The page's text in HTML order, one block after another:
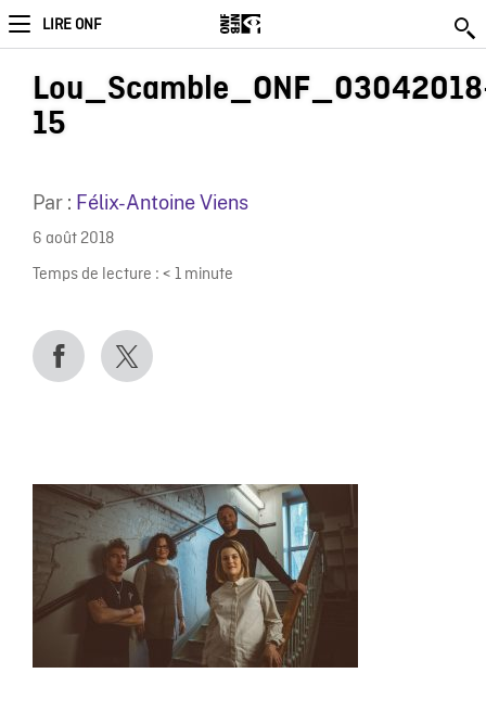
LIRE ONF
15
Par : Félix-Antoine Viens
6 août 2018
Temps de lecture : < 1 minute